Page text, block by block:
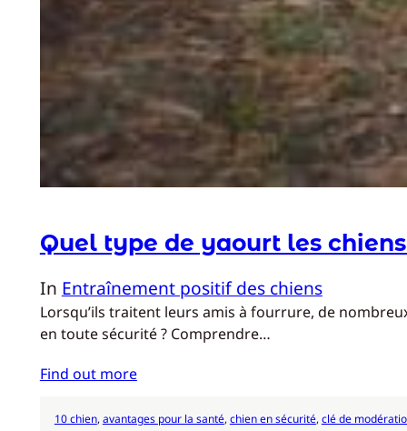
Quel type de yaourt les
In Entraînement positif des chiens
Lorsqu’ils traitent leurs amis à fourrure, de
en toute sécurité ? Comprendre…
Find out more
10 chien, avantages pour la santé, chien en sécurité, clé de